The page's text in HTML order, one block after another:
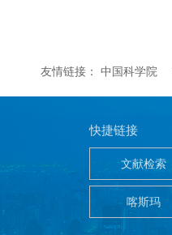
友情链接： 中国科学院
快捷链接
文献检索
喀斯玛